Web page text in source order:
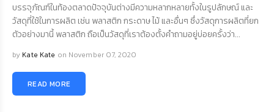
บรรจุภัณฑ์ในท้องตลาดปัจจุบันต่างมีความหลากหลายทั้งในรูปลักษณ์ และ
วัสดุที่ใช้ในการผลิต เช่น พลาสติก กระดาษ ไม้ และอื่นๆ ซึ่งวัสดุการผลิตที่ยก
ตัวอย่างมานี้ พลาสติก ถือเป็นวัสดุที่เราต้องตั้งคำถามอยู่บ่อยครั้งว่า...
by Kate Kate on November 07, 2020
READ MORE